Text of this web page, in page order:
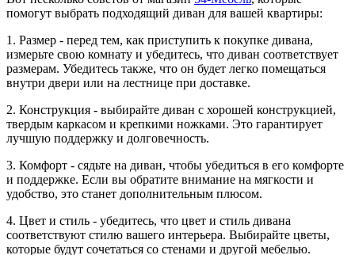
помогут выбрать подходящий диван для вашей квартиры:
1. Размер - перед тем, как приступить к покупке дивана,
измерьте свою комнату и убедитесь, что диван соответствует
размерам. Убедитесь также, что он будет легко помещаться
внутри двери или на лестнице при доставке.
2. Конструкция - выбирайте диван с хорошей конструкцией,
твердым каркасом и крепкими ножками. Это гарантирует
лучшую поддержку и долговечность.
3. Комфорт - сядьте на диван, чтобы убедиться в его комфорте
и поддержке. Если вы обратите внимание на мягкости и
удобство, это станет дополнительным плюсом.
4. Цвет и стиль - убедитесь, что цвет и стиль дивана
соответствуют стилю вашего интерьера. Выбирайте цветы,
которые будут сочетаться со стенами и другой мебелью.